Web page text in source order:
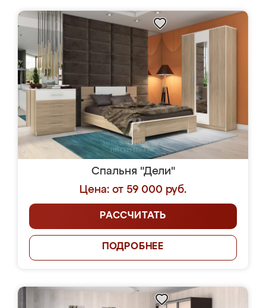
Спальня "Дели"
Цена: от 59 000 руб.
РАССЧИТАТЬ
ПОДРОБНЕЕ